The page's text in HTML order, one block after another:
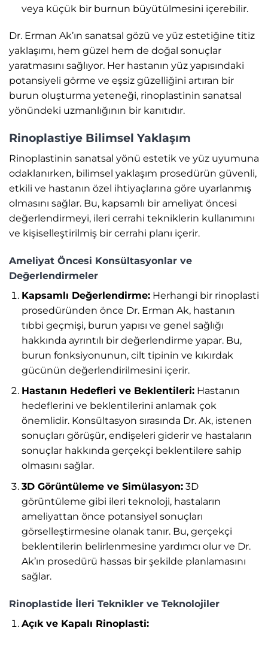
veya küçük bir burnun büyütülmesini içerebilir.
Dr. Erman Ak’ın sanatsal gözü ve yüz estetiğine titiz
yaklaşımı, hem güzel hem de doğal sonuçlar
yaratmasını sağlıyor. Her hastanın yüz yapısındaki
potansiyeli görme ve eşsiz güzelliğini artıran bir
burun oluşturma yeteneği, rinoplastinin sanatsal
yönündeki uzmanlığının bir kanıtıdır.
Rinoplastiye Bilimsel Yaklaşım
Rinoplastinin sanatsal yönü estetik ve yüz uyumuna
odaklanırken, bilimsel yaklaşım prosedürün güvenli,
etkili ve hastanın özel ihtiyaçlarına göre uyarlanmış
olmasını sağlar. Bu, kapsamlı bir ameliyat öncesi
değerlendirmeyi, ileri cerrahi tekniklerin kullanımını
ve kişiselleştirilmiş bir cerrahi planı içerir.
Ameliyat Öncesi Konsültasyonlar ve
Değerlendirmeler
Kapsamlı Değerlendirme:Herhangi bir rinoplasti
prosedüründen önce Dr. Erman Ak, hastanın
tıbbi geçmişi, burun yapısı ve genel sağlığı
hakkında ayrıntılı bir değerlendirme yapar. Bu,
burun fonksiyonunun, cilt tipinin ve kıkırdak
gücünün değerlendirilmesini içerir.
Hastanın Hedefleri ve Beklentileri:Hastanın
hedeflerini ve beklentilerini anlamak çok
önemlidir. Konsültasyon sırasında Dr. Ak, istenen
sonuçları görüşür, endişeleri giderir ve hastaların
sonuçlar hakkında gerçekçi beklentilere sahip
olmasını sağlar.
3D Görüntüleme ve Simülasyon:3D
görüntüleme gibi ileri teknoloji, hastaların
ameliyattan önce potansiyel sonuçları
görselleştirmesine olanak tanır. Bu, gerçekçi
beklentilerin belirlenmesine yardımcı olur ve Dr.
Ak’ın prosedürü hassas bir şekilde planlamasını
sağlar.
Rinoplastide İleri Teknikler ve Teknolojiler
Açık ve Kapalı Rinoplasti: